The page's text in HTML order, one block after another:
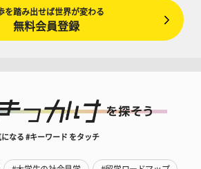
を踏み出せば世界が変わる
無料会員登録
になる #キーワード をタッチ